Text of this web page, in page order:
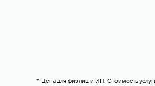
* Цена для физлиц и ИП. Стоимость